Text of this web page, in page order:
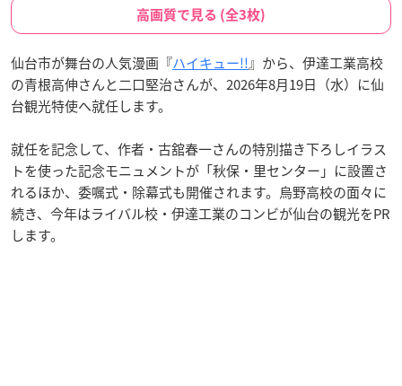
高画質で見る (全3枚)
仙台市が舞台の人気漫画『ハイキュー!!』から、伊達工業高校
の青根高伸さんと二口堅治さんが、2026年8月19日（水）に仙
台観光特使へ就任します。
就任を記念して、作者・古舘春一さんの特別描き下ろしイラス
トを使った記念モニュメントが「秋保・里センター」に設置さ
れるほか、委嘱式・除幕式も開催されます。烏野高校の面々に
続き、今年はライバル校・伊達工業のコンビが仙台の観光をPR
します。